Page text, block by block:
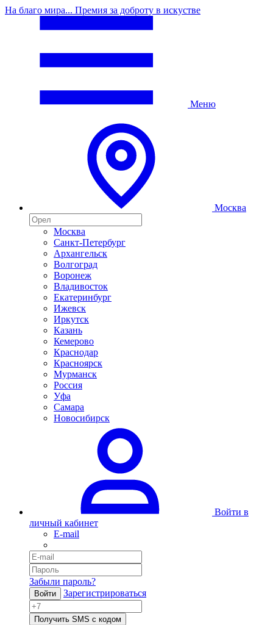
На благо мира... Премия за доброту в искустве
Меню
Москва
Москва
Санкт-Петербург
Архангельск
Волгоград
Воронеж
Владивосток
Екатеринбург
Ижевск
Иркутск
Казань
Кемерово
Краснодар
Красноярск
Мурманск
Россия
Уфа
Самара
Новосибирск
Войти в
личный кабинет
E-mail
Забыли пароль?
Войти Зарегистрироваться
Получить SMS с кодом